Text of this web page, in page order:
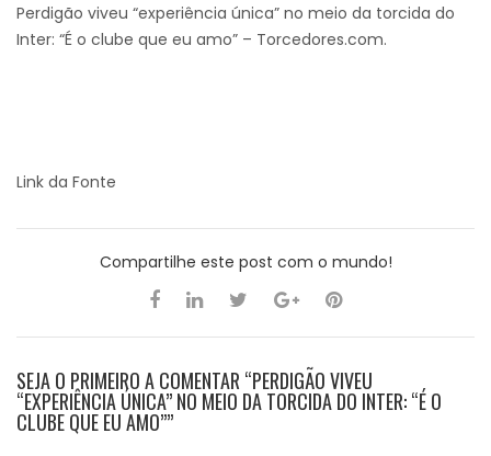
Perdigão viveu “experiência única” no meio da torcida do
Inter: “É o clube que eu amo” – Torcedores.com.
Link da Fonte
Compartilhe este post com o mundo!
SEJA O PRIMEIRO A COMENTAR “PERDIGÃO VIVEU
“EXPERIÊNCIA ÚNICA” NO MEIO DA TORCIDA DO INTER: “É O
CLUBE QUE EU AMO””